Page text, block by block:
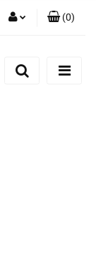
się
(0)